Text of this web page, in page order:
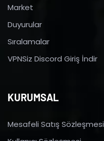
Market
Duyurular
Sıralamalar
VPNSiz Discord Giriş İndir
KURUMSAL
Mesafeli Satış Sözleşmesi